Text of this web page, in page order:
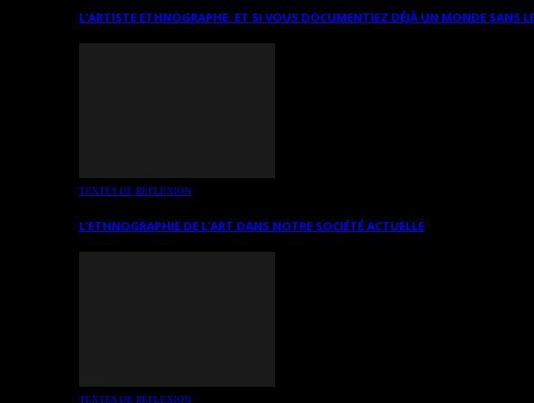
L’ARTISTE ETHNOGRAPHE: ET SI VOUS DOCUMENTIEZ DÉJÀ UN MONDE SANS
TEXTES DE RÉFLEXION
L’ETHNOGRAPHIE DE L’ART DANS NOTRE SOCIÉTÉ ACTUELLE
TEXTES DE RÉFLEXION